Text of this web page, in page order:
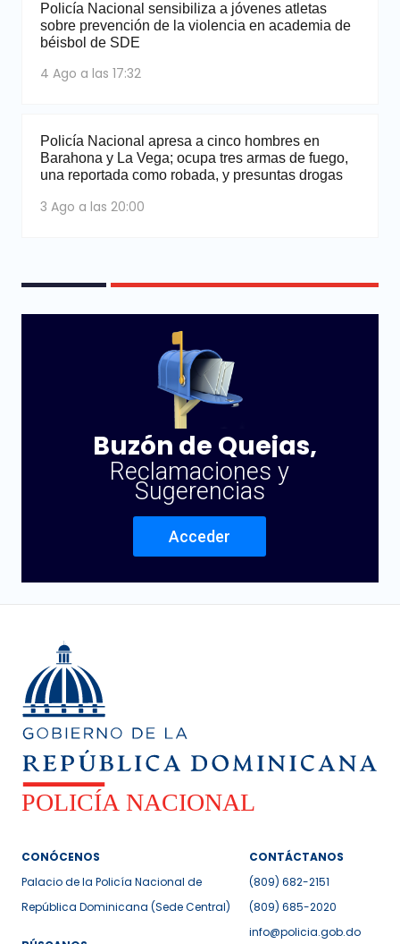
Policía Nacional sensibiliza a jóvenes atletas
sobre prevención de la violencia en academia de
béisbol de SDE
4 Ago a las 17:32
Policía Nacional apresa a cinco hombres en
Barahona y La Vega; ocupa tres armas de fuego,
una reportada como robada, y presuntas drogas
3 Ago a las 20:00
Buzón de Quejas,
Reclamaciones y
Sugerencias
Acceder
CONÓCENOS
Palacio de la Policía Nacional de
República Dominicana (Sede Central)
CONTÁCTANOS
(809) 682-2151
(809) 685-2020
info@policia.gob.do